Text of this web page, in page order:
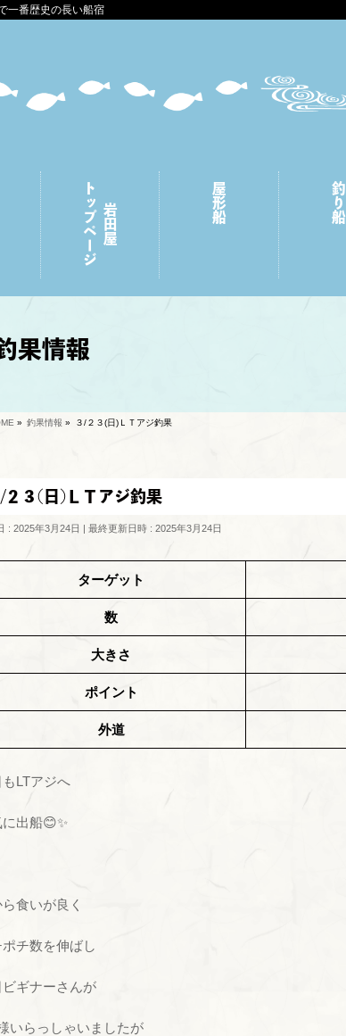
一番歴史の長い船宿
岩田屋
トップページ 屋形船 釣り船
果情報
» 釣果情報 » ３/２３(日)ＬＴアジ釣果
/２３(日)ＬＴアジ釣果
: 2025年3月24日 最終更新日時 : 2025年3月24日
ターゲット
数
大きさ
ポイント
外道
LTアジへ
に出船😊✨
食いが良く
ポチ数を伸ばし
ギナーさんが
いらっしゃいましたが